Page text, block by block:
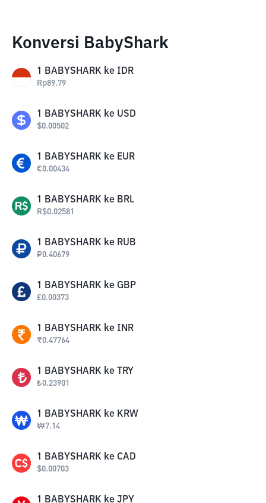
Konversi BabyShark
1 BABYSHARK ke IDR
Rp89.79
1 BABYSHARK ke USD
$0.00502
1 BABYSHARK ke EUR
€0.00434
1 BABYSHARK ke BRL
R$0.02581
1 BABYSHARK ke RUB
₽0.40679
1 BABYSHARK ke GBP
£0.00373
1 BABYSHARK ke INR
₹0.47764
1 BABYSHARK ke TRY
₺0.23901
1 BABYSHARK ke KRW
₩7.14
1 BABYSHARK ke CAD
$0.00703
1 BABYSHARK ke JPY